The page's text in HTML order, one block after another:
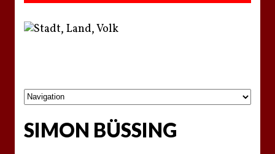
SIMON BÜSSING